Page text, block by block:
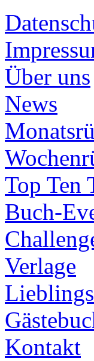
Über uns
News
Top Ten
Buch-
Verlage
Kontakt